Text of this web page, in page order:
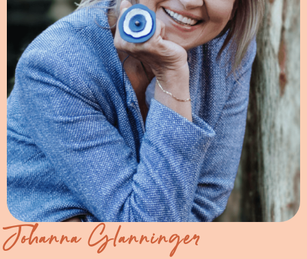
Johanna Glanninger